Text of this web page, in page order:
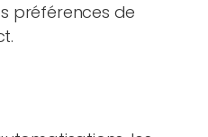
préférences de